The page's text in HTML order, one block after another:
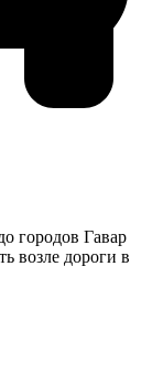
городов Гавар
возле дороги в